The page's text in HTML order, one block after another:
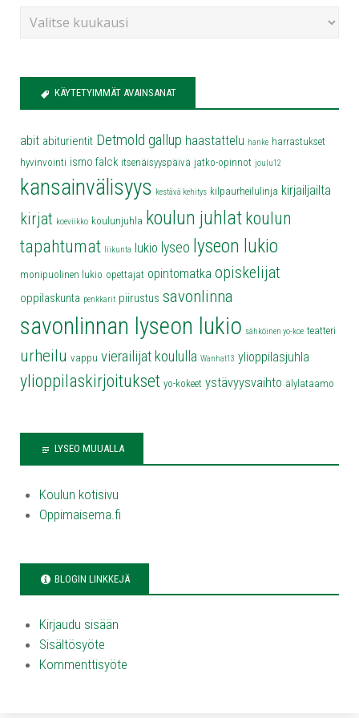
KÄYTETYIMMÄT AVAINSANAT
abit abiturientit Detmold gallup haastattelu hanke harrastukset
hyvinvointi ismo falck itsenäisyyspäivä jatko-opinnot joulu12
kansainvälisyys kestävä kehitys kilpaurheilulinja kirjailjailta
kirjat koeviikko koulunjuhla koulun juhlat koulun
tapahtumat liikunta lukio lyseo lyseon lukio
monipuolinen lukio opettajat opintomatka opiskelijat
oppilaskunta penkkarit piirustus savonlinna
savonlinnan lyseon lukio sähköinen yo-koe teatteri
urheilu vappu vierailijat koululla Wanhat13 ylioppilasjuhla
ylioppilaskirjoitukset yo-kokeet ystävyysvaihto älylataamo
LYSEO MUUALLA
Koulun kotisivu
Oppimaisema.fi
BLOGIN LINKKEJÄ
Kirjaudu sisään
Sisältösyöte
Kommenttisyöte